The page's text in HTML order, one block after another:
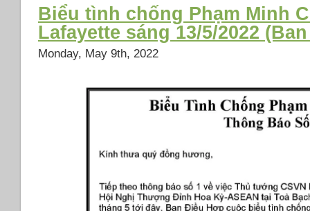
Động
Nhân
Quyền
cho
12/5/22
(Vietnam
Day)
Biểu tình chống Phạm Minh
Lafayette sáng 13/5/2022
Monday, May 9th, 2022